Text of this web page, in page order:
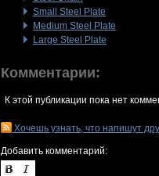
Small Steel Plate
Medium Steel Plate
Large Steel Plate
Комментарии:
К этой публикации пока нет
Хочешь узнать, что напишут
Добавить комментарий: